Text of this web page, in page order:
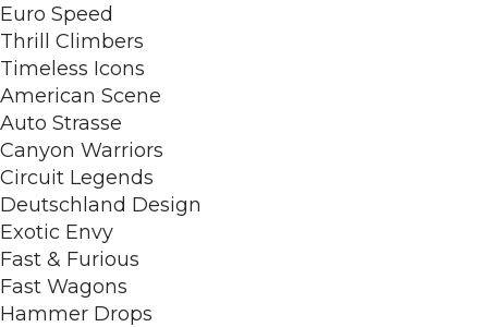
Euro Speed
Thrill Climbers
Timeless Icons
American Scene
Auto Strasse
Canyon Warriors
Circuit Legends
Deutschland Design
Exotic Envy
Fast & Furious
Fast Wagons
Hammer Drops